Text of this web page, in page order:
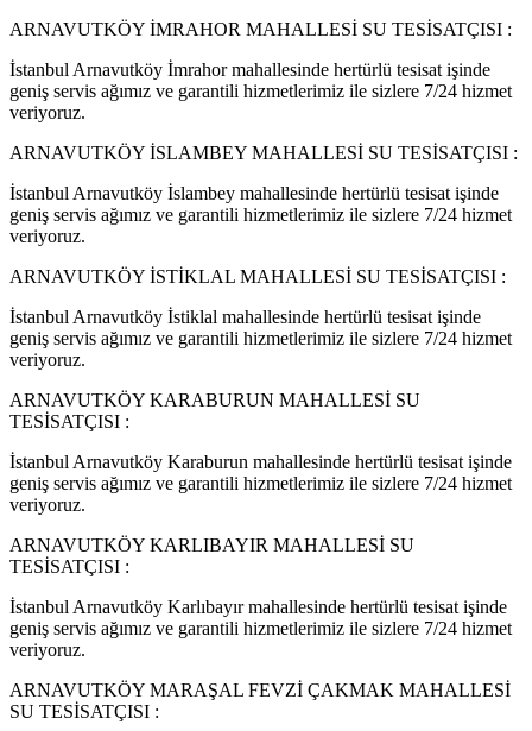
ARNAVUTKÖY İMRAHOR MAHALLESİ SU TESİSATÇISI :
İstanbul Arnavutköy İmrahor mahallesinde hertürlü tesisat işinde
geniş servis ağımız ve garantili hizmetlerimiz ile sizlere 7/24 hizmet
veriyoruz.
ARNAVUTKÖY İSLAMBEY MAHALLESİ SU TESİSATÇISI :
İstanbul Arnavutköy İslambey mahallesinde hertürlü tesisat işinde
geniş servis ağımız ve garantili hizmetlerimiz ile sizlere 7/24 hizmet
veriyoruz.
ARNAVUTKÖY İSTİKLAL MAHALLESİ SU TESİSATÇISI :
İstanbul Arnavutköy İstiklal mahallesinde hertürlü tesisat işinde
geniş servis ağımız ve garantili hizmetlerimiz ile sizlere 7/24 hizmet
veriyoruz.
ARNAVUTKÖY KARABURUN MAHALLESİ SU
TESİSATÇISI :
İstanbul Arnavutköy Karaburun mahallesinde hertürlü tesisat işinde
geniş servis ağımız ve garantili hizmetlerimiz ile sizlere 7/24 hizmet
veriyoruz.
ARNAVUTKÖY KARLIBAYIR MAHALLESİ SU
TESİSATÇISI :
İstanbul Arnavutköy Karlıbayır mahallesinde hertürlü tesisat işinde
geniş servis ağımız ve garantili hizmetlerimiz ile sizlere 7/24 hizmet
veriyoruz.
ARNAVUTKÖY MARAŞAL FEVZİ ÇAKMAK MAHALLESİ
SU TESİSATÇISI :